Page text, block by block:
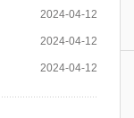
2024-04-12
2024-04-12
2024-04-12